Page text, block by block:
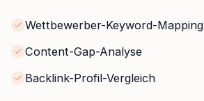
Wettbewerber-Keyword-Mapping
Content-Gap-Analyse
Backlink-Profil-Vergleich